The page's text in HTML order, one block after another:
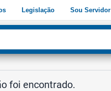
Legislação Sou Servidor
foi encontrado.